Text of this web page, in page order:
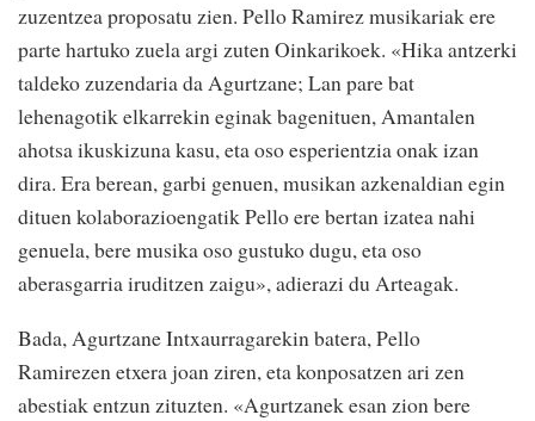
zuzentzea proposatu zien. Pello Ramirez musikariak ere
parte hartuko zuela argi zuten Oinkarikoek. «Hika antzerki
taldeko zuzendaria da Agurtzane; Lan pare bat
lehenagotik elkarrekin eginak bagenituen, Amantalen
ahotsa ikuskizuna kasu, eta oso esperientzia onak izan
dira. Era berean, garbi genuen, musikan azkenaldian egin
dituen kolaborazioengatik Pello ere bertan izatea nahi
genuela, bere musika oso gustuko dugu, eta oso
aberasgarria iruditzen zaigu», adierazi du Arteagak.
Bada, Agurtzane Intxaurragarekin batera, Pello
Ramirezen etxera joan ziren, eta konposatzen ari zen
abestiak entzun zituzten. «Agurtzanek esan zion bere